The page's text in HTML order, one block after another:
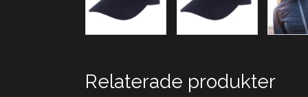
Relaterade produkter